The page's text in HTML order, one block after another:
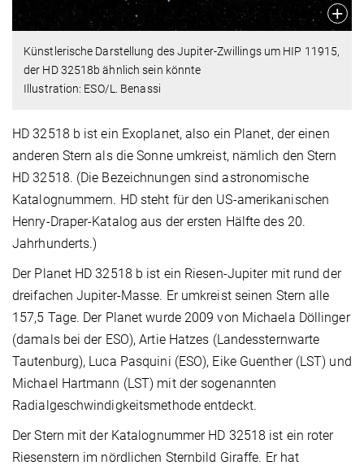
Künstlerische Darstellung des Jupiter-Zwillings um HIP 11915,
der HD 32518b ähnlich sein könnte
Illustration: ESO/L. Benassi
HD 32518 b ist ein Exoplanet, also ein Planet, der einen
anderen Stern als die Sonne umkreist, nämlich den Stern
HD 32518. (Die Bezeichnungen sind astronomische
Katalognummern. HD steht für den US-amerikanischen
Henry-Draper-Katalog aus der ersten Hälfte des 20.
Jahrhunderts.)
Der Planet HD 32518 b ist ein Riesen-Jupiter mit rund der
dreifachen Jupiter-Masse. Er umkreist seinen Stern alle
157,5 Tage. Der Planet wurde 2009 von Michaela Döllinger
(damals bei der ESO), Artie Hatzes (Landessternwarte
Tautenburg), Luca Pasquini (ESO), Eike Guenther (LST) und
Michael Hartmann (LST) mit der sogenannten
Radialgeschwindigkeitsmethode entdeckt.
Der Stern mit der Katalognummer HD 32518 ist ein roter
Riesenstern im nördlichen Sternbild Giraffe. Er hat